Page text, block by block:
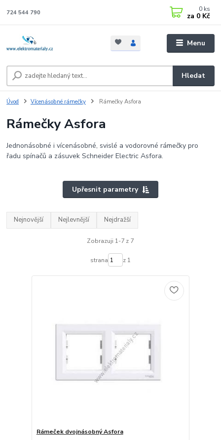
Menu
Hledat
724 544 790 0 ks
za 0 Kč
Úvod Vícenásobné rámečky Rámečky Asfora
Rámečky Asfora
Jednonásobné i vícenásobné, svislé a vodorovné rámečky pro
řadu spínačů a zásuvek Schneider Electric Asfora.
Upřesnit parametry
Nejnovější Nejlevnější Nejdražší
Zobrazuji 1-7 z 7
strana z 1
Rámeček dvojnásobný Asfora